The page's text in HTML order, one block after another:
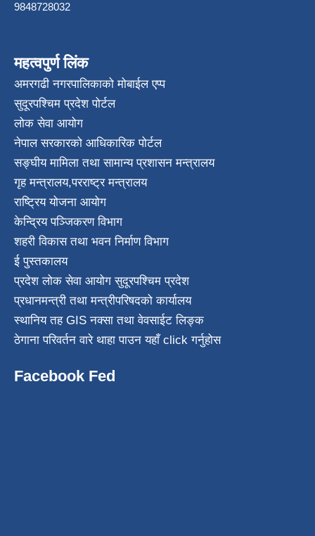
9848728032
महत्वपुर्ण लिंक
अमरगढी नगरपालिकाको मोबाईल एप्प
सुदूरपश्चिम प्रदेश पोर्टल
लोक सेवा आयोग
नेपाल सरकारको आधिकारिक पोर्टल
सङ्घीय मामिला तथा सामान्य प्रशासन मन्त्रालय
गृह मन्त्रालय,परराष्ट्र मन्त्रालय
राष्ट्रिय योजना आयोग
केन्द्रिय पञ्जिकरण विभाग
शहरी विकास तथा भवन निर्माण विभाग
ई पुस्तकालय
प्रदेश लोक सेवा आयोग सुदूरपश्चिम प्रदेश
प्रधानमन्त्री तथा मन्त्रीपरिषदको कार्यालय
स्थानिय तह GIS नक्सा तथा वेवसाईट लिङ्क
ठेगाना परिवर्तन वारे थाहा पाउन यहाँ click गर्नुहोस
Facebook Fed